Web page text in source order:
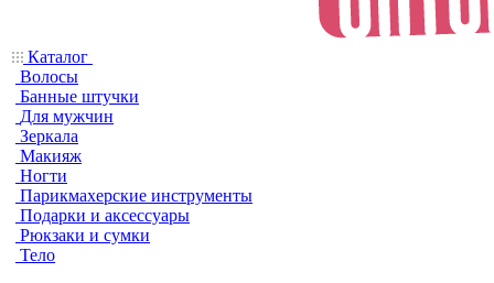
Каталог
Волосы
Банные штучки
Для мужчин
Зеркала
Макияж
Ногти
Парикмахерские инструменты
Подарки и аксессуары
Рюкзаки и сумки
Тело